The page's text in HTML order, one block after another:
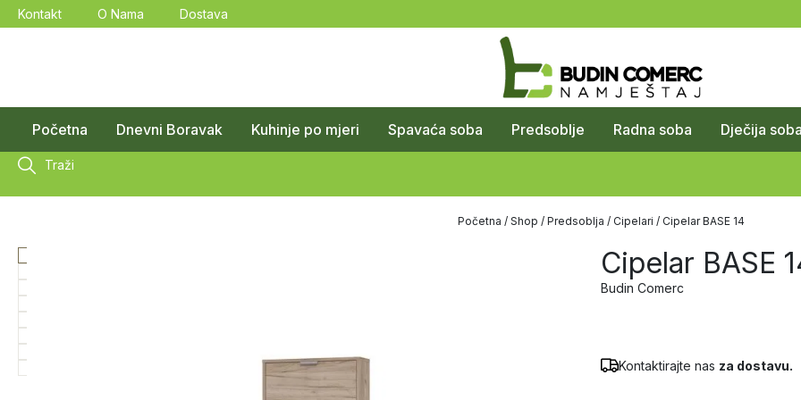
Kontakt O Nama Dostava
Početna Dnevni Boravak Kuhinje po mjeri Spavaća soba Predsoblje Radna soba Dječija soba
Traži
Početna / Shop / Predsoblja / Cipelari / Cipelar BASE 14
Cipelar BASE
Budin Comerc
Kontaktirajte nas za dostavu.